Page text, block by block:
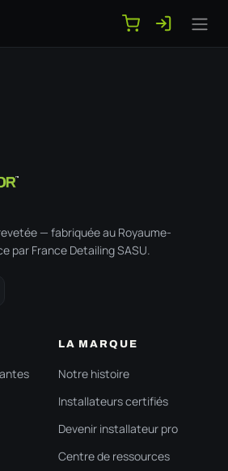
— fabriquée au Royaume-
par France Detailing SASU.
LA MARQUE
Notre histoire
Installateurs certifiés
Devenir installateur pro
Centre de ressources